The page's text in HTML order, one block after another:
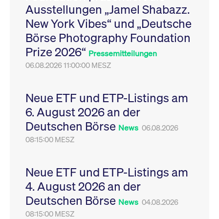
Ausstellungen „Jamel Shabazz.
New York Vibes“ und „Deutsche
Börse Photography Foundation
Prize 2026“ Pressemitteilungen
06.08.2026 11:00:00 MESZ
Neue ETF und ETP-Listings am
6. August 2026 an der
Deutschen Börse News 06.08.2026
08:15:00 MESZ
Neue ETF und ETP-Listings am
4. August 2026 an der
Deutschen Börse News 04.08.2026
08:15:00 MESZ
Leistung der Website
zu messen. Es handelt
sich um ein Muster-
Cookie, bei dem auf
das Präfix _pk_ses
eine kurze Reihe von
VISITOR_PRIVACY_METADATA
YouTube
.youtube.com
6
Monate
Dieses Cookie dient
Speicherung der
Einwilligungs- und
des Nutzers für ihre
Interaktion mit der
Sitzungen geehrt